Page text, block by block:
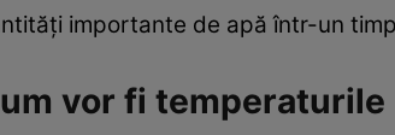
importante de apă într-un
vor fi temperaturile